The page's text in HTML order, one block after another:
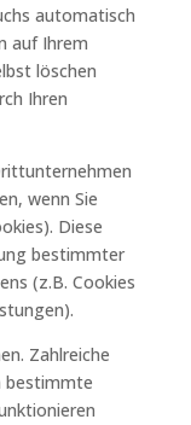
automatisch
auf Ihrem
löschen
Ihren
wenn Sie
Diese
bestimmter
(z.B. Cookies
Zahlreiche
bestimmte